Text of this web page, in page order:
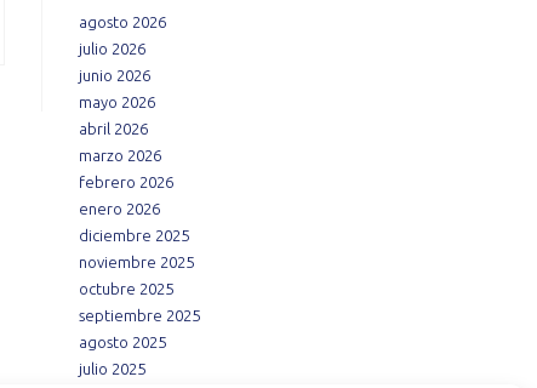
agosto 2026
julio 2026
junio 2026
mayo 2026
abril 2026
marzo 2026
febrero 2026
enero 2026
diciembre 2025
noviembre 2025
octubre 2025
septiembre 2025
agosto 2025
julio 2025